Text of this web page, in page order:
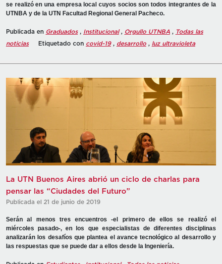
se realizó en una empresa local cuyos socios son todos integrantes de la
UTNBA y de la UTN Facultad Regional General Pacheco.
Publicada en Graduados, Institucional, Orgullo UTNBA , Todas las
noticias
Etiquetado con covid-19, desarrollo, luz ultravioleta
La UTN Buenos Aires abrió un ciclo de charlas para
pensar las “Ciudades del Futuro”
Publicada el 21 de junio de 2019
Serán al menos tres encuentros -el primero de ellos se realizó el
miércoles pasado-, en los que especialistas de diferentes disciplinas
analizarán los desafíos que plantea el avance tecnológico al desarrollo y
las respuestas que se puede dar a ellos desde la Ingeniería.